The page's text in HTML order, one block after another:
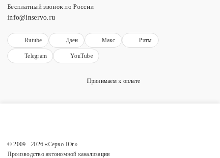
© 2009 - 2026 «Серво-Юг»
Производство автономной канализации
Бесплатный звонок по России
info@inservo.ru
Rutube Дзен Макс Ритм
Telegram YouTube
Принимаем к оплате